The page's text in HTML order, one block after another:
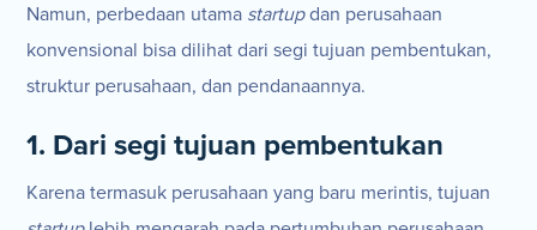
Namun, perbedaan utama startupdan perusahaan
konvensional bisa dilihat dari segi tujuan pembentukan,
struktur perusahaan, dan pendanaannya.
1. Dari segi tujuan pembentukan
Karena termasuk perusahaan yang baru merintis, tujuan